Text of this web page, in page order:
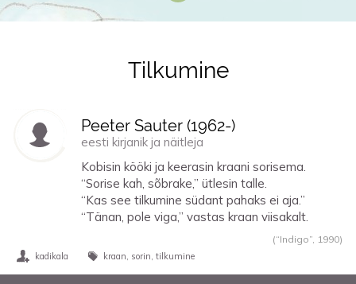
Tsitaadid teemaltilkumine
Tilkumine
Peeter Sauter (1962-)
eesti kirjanik ja näitleja
Kobisin kööki ja keerasin kraani sorisema.
“Sorise kah, sõbrake,” ütlesin talle.
“Kas see tilkumine südant pahaks ei aja.”
“Tänan, pole viga,” vastas kraan viisakalt.
(“Indigo”, 1990)
kadikala kraan sorin tilkumine